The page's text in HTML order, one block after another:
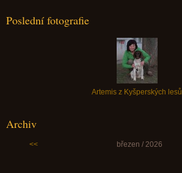
Poslední fotografie
Artemis z Kyšperských lesů
Archiv
<< březen / 2026